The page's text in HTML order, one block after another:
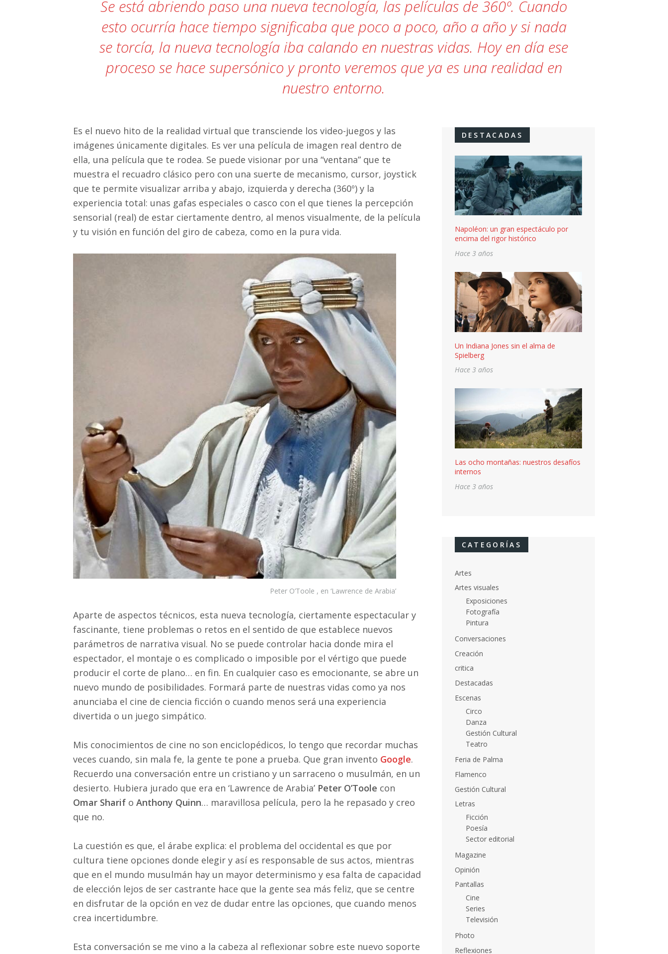
«Hemos pensado en arrojar la toalla»
Se está abriendo paso una nueva tecnología, las películas de 360º. Cuando
esto ocurría hace tiempo significaba que poco a poco, año a año y si nada
se torcía, la nueva tecnología iba calando en nuestras vidas. Hoy en día ese
proceso se hace supersónico y pronto veremos que ya es una realidad en
nuestro entorno.
Es el nuevo hito de la realidad virtual que transciende los video-juegos y las
imágenes únicamente digitales. Es ver una película de imagen real dentro de
ella, una película que te rodea. Se puede visionar por una “ventana” que te
muestra el recuadro clásico pero con una suerte de mecanismo, cursor, joystick
que te permite visualizar arriba y abajo, izquierda y derecha (360º) y la
experiencia total: unas gafas especiales o casco con el que tienes la percepción
sensorial (real) de estar ciertamente dentro, al menos visualmente, de la película
y tu visión en función del giro de cabeza, como en la pura vida.
Peter O’Toole , en ‘Lawrence de Arabia’
Aparte de aspectos técnicos, esta nueva tecnología, ciertamente espectacular y
fascinante, tiene problemas o retos en el sentido de que establece nuevos
parámetros de narrativa visual. No se puede controlar hacia donde mira el
espectador, el montaje o es complicado o imposible por el vértigo que puede
producir el corte de plano… en fin. En cualquier caso es emocionante, se abre un
nuevo mundo de posibilidades. Formará parte de nuestras vidas como ya nos
anunciaba el cine de ciencia ficción o cuando menos será una experiencia
divertida o un juego simpático.
Mis conocimientos de cine no son enciclopédicos, lo tengo que recordar muchas
veces cuando, sin mala fe, la gente te pone a prueba. Que gran invento Google.
Recuerdo una conversación entre un cristiano y un sarraceno o musulmán, en un
desierto. Hubiera jurado que era en ‘Lawrence de Arabia’ Peter O’Toole con
Omar Sharifo Anthony Quinn… maravillosa película, pero la he repasado y creo
que no.
La cuestión es que, el árabe explica: el problema del occidental es que por
cultura tiene opciones donde elegir y así es responsable de sus actos, mientras
que en el mundo musulmán hay un mayor determinismo y esa falta de capacidad
de elección lejos de ser castrante hace que la gente sea más feliz, que se centre
en disfrutar de la opción en vez de dudar entre las opciones, que cuando menos
crea incertidumbre.
Esta conversación se me vino a la cabeza al reflexionar sobre este nuevo soporte
DESTACADAS
Napoléon: un gran espectáculo por
encima del rigor histórico
Hace 3 años
Un Indiana Jones sin el alma de
Spielberg
Hace 3 años
Las ocho montañas: nuestros desafíos
internos
Hace 3 años
CATEGORÍAS
Artes
Artes visuales
Exposiciones
Fotografía
Pintura
Conversaciones
Creación
critica
Destacadas
Escenas
Circo
Danza
Gestión Cultural
Teatro
Feria de Palma
Flamenco
Gestión Cultural
Letras
Ficción
Poesía
Sector editorial
Magazine
Opinión
Pantallas
Cine
Series
Televisión
Photo
Reflexiones